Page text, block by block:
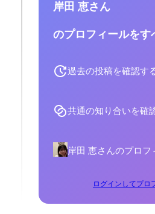
岸田 恵さん
のプロフィールをす
過去の投稿を確認す
共通の知り合いを確
岸田 恵さんのプロフ
ログインしてプロ